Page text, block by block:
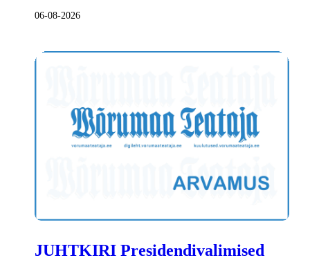
06-08-2026
JUHTKIRI Presidendivalimised